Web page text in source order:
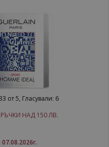
от 5, Гласували: 6
НАД 150 ЛВ.